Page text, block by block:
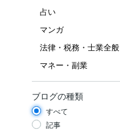
占い
マンガ
法律・税務・士業全般
マネー・副業
ブログの種類
すべて
記事